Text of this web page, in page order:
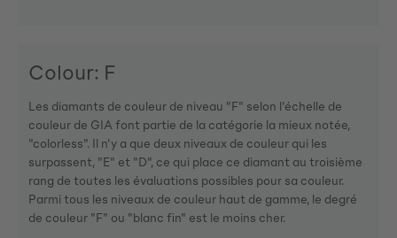
Colour: F
Les diamants de couleur de niveau "F" selon l'échelle de
couleur de GIA font partie de la catégorie la mieux notée,
"colorless". Il n'y a que deux niveaux de couleur qui les
surpassent, "E" et "D", ce qui place ce diamant au troisième
rang de toutes les évaluations possibles pour sa couleur.
Parmi tous les niveaux de couleur haut de gamme, le degré
de couleur "F" ou "blanc fin" est le moins cher.